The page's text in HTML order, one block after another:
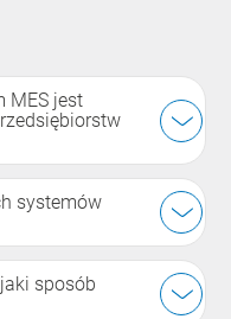
MES jest
systemów
sposób